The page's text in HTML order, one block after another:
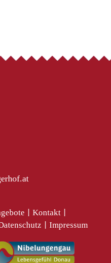
Kontakt
Impressum